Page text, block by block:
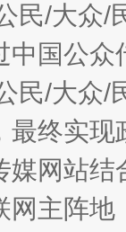
民/大众
中国公
民/大众
最终实
媒网站
网主阵